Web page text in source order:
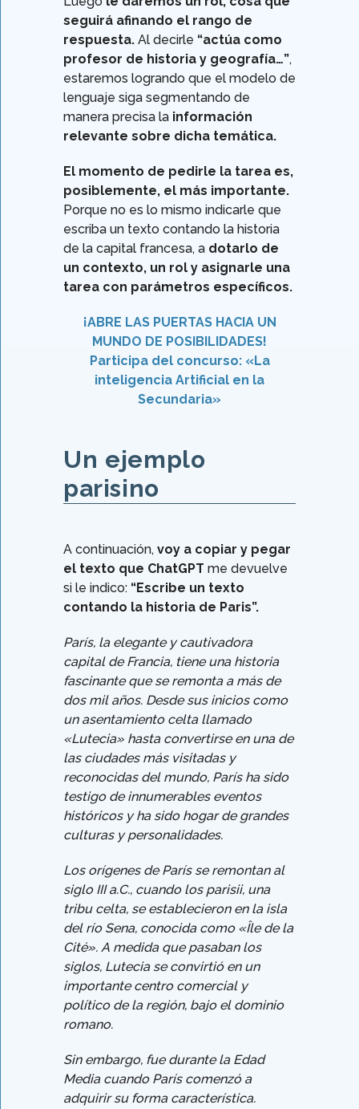
seguirá afinando el rango de
respuesta. Al decirle “actúa como
profesor de historia y geografía…”,
estaremos logrando que el modelo de
lenguaje siga segmentando de
manera precisa la información
relevante sobre dicha temática.
El momento de pedirle la tarea es,
posiblemente, el más importante.
Porque no es lo mismo indicarle que
escriba un texto contando la historia
de la capital francesa, a dotarlo de
un contexto, un rol y asignarle una
tarea con parámetros específicos.
¡ABRE LAS PUERTAS HACIA UN
MUNDO DE POSIBILIDADES!
Participa del concurso: «La
inteligencia Artificial en la
Secundaria»
Un ejemplo
parisino
A continuación, voy a copiar y pegar
el texto que ChatGPT me devuelve
si le indico: “Escribe un texto
contando la historia de Paris”.
París, la elegante y cautivadora
capital de Francia, tiene una historia
fascinante que se remonta a más de
dos mil años. Desde sus inicios como
un asentamiento celta llamado
«Lutecia» hasta convertirse en una de
las ciudades más visitadas y
reconocidas del mundo, París ha sido
testigo de innumerables eventos
históricos y ha sido hogar de grandes
culturas y personalidades.
Los orígenes de París se remontan al
siglo III a.C., cuando los parisii, una
tribu celta, se establecieron en la isla
del río Sena, conocida como «Île de la
Cité». A medida que pasaban los
siglos, Lutecia se convirtió en un
importante centro comercial y
político de la región, bajo el dominio
romano.
Sin embargo, fue durante la Edad
Media cuando París comenzó a
adquirir su forma característica.